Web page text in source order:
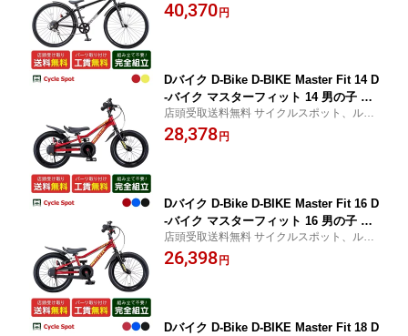
段変速 [D-Bike BMXSTREET 26]
イク店舗受取指定で、防犯登録可・盗難補
償に加入可・即乗車可・不要車引取可
40,370円
Dバイク D-Bike D-BIKE Master Fit 14 D
-バイク マスターフィット 14 男の子 幼
児自転車 子供 14インチ 2歳〜4歳 [D-BI
KE Master Fit 14]
店頭受取送料無料 サイクルスポット、ルサ
イク店舗受取指定で、防犯登録可・盗難補
償に加入可・即乗車可・不要車引取可
28,378円
Dバイク D-Bike D-BIKE Master Fit 16 D
-バイク マスターフィット 16 男の子 幼
児自転車 子供 16インチ 2歳半〜6歳 [D-
BIKE Master Fit 16]
店頭受取送料無料 サイクルスポット、ルサ
イク店舗受取指定で、防犯登録可・盗難補
償に加入可・即乗車可・不要車引取可
26,398円
Dバイク D-Bike D-BIKE Master Fit 18 D